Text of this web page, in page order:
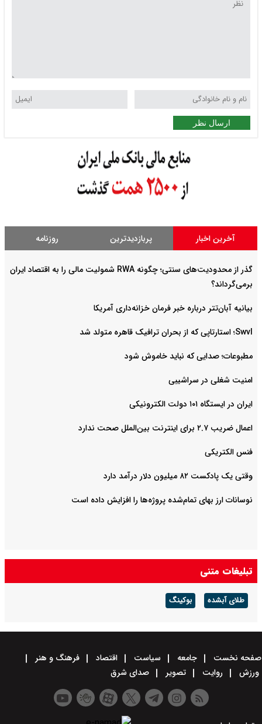
ارسال نظر
آخرین اخبار پربازدیدترین روزنامه
گذر از محدودیت‌های سنتی؛ چگونه RWA شمولیت مالی را به اقتصاد ایران
برمی‌گرداند؟
بیانیه آبان‌تتر درباره خبر فرمان خزانه‌داری آمریکا
Swvl؛ استارتاپی که از بحران ترافیک قاهره متولد شد
مطبوعات؛ صدایی که نباید خاموش شود
امنیت شغلی در سراشیبی
ایران در ایستگاه ۱۰۱ دولت الکترونیکی
اعمال ضریب ۲.۷ برای اینترنت بین‌الملل صحت ندارد
فنس الکتریکی
وقتی یک پادکست ۸۲ میلیون دلار درآمد دارد
نوسانات ارز بهای تمام‌شده پروژه‌ها را افزایش داده است
تبلیغات متنی
طلای آبشده بوکینگ
صفحه نخست جامعه سیاست اقتصاد
فرهنگ و هنر
ورزش
روایت تصویر صدای شرق